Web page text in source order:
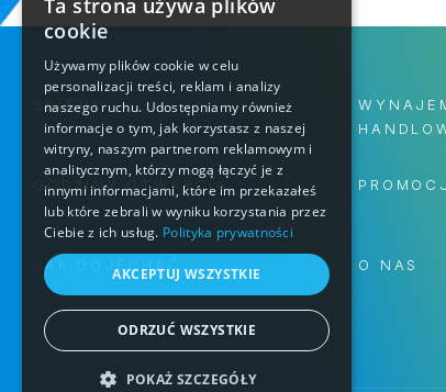
SKLEPY
GODZINY OTWARCIA
JAK DOJECHAĆ O NAS
Ta strona używa plików
cookie
Używamy plików cookie w celu
personalizacji treści, reklam i analizy
naszego ruchu. Udostępniamy również
informacje o tym, jak korzystasz z naszej
witryny, naszym partnerom reklamowym i
analitycznym, którzy mogą łączyć je z
innymi informacjami, które im przekazałeś
lub które zebrali w wyniku korzystania przez
Ciebie z ich usług. Polityka prywatności
AKCEPTUJ WSZYSTKIE
ODRZUĆ WSZYSTKIE
POKAŻ SZCZEGÓŁY